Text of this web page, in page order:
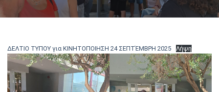
ΔΕΛΤΙΟ ΤΥΠΟΥ για ΚΙΝΗΤΟΠΟΙΗΣΗ 24 ΣΕΠΤΈΜΒΡΗ 2025 Λήψη